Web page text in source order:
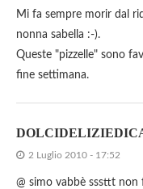
Mi fa sempre morir dal
nonna sabella :-).
Queste "pizzelle" sono
fine settimana.
2 Luglio 2010 - 17:52
@ simo vabbè sssttt